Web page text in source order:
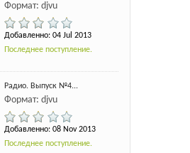
Формат: djvu
Добавленно: 04 Jul 2013
Последнее поступление.
Радио. Выпуск №4...
Формат: djvu
Добавленно: 08 Nov 2013
Последнее поступление.